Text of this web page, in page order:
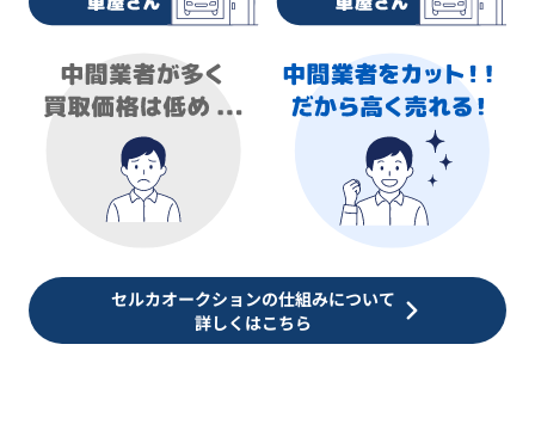
セルカオークションの仕組みについて
詳しくはこちら